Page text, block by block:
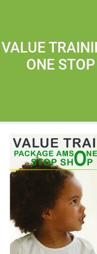
VALUE
ONE